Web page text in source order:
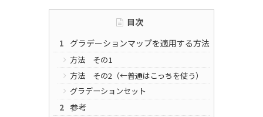
目次
グラデーションマップを適用する方法
方法 その1
方法 その2（←普通はこっちを使う）
グラデーションセット
参考